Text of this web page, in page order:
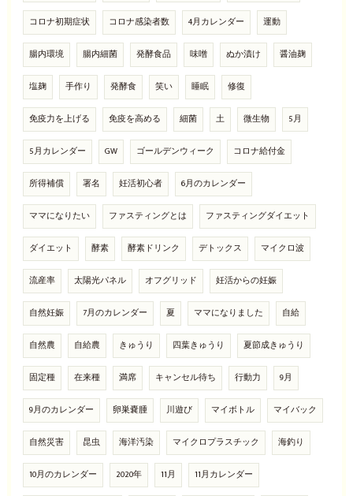
コロナ初期症状 コロナ感染者数 4月カレンダー 運動
腸内環境 腸内細菌 発酵食品 味噌 ぬか漬け 醤油麹
塩麹 手作り 発酵食 笑い 睡眠 修復
免疫力を上げる 免疫を高める 細菌 土 微生物 5月
5月カレンダー GW ゴールデンウィーク コロナ給付金
所得補償 署名 妊活初心者 6月のカレンダー
ママになりたい ファスティングとは ファスティングダイエット
ダイエット 酵素 酵素ドリンク デトックス マイクロ波
流産率 太陽光パネル オフグリッド 妊活からの妊娠
自然妊娠 7月のカレンダー 夏 ママになりました 自給
自然農 自給農 きゅうり 四葉きゅうり 夏節成きゅうり
固定種 在来種 満席 キャンセル待ち 行動力 9月
9月のカレンダー 卵巣嚢腫 川遊び マイボトル マイバック
自然災害 昆虫 海洋汚染 マイクロプラスチック 海釣り
10月のカレンダー 2020年 11月 11月カレンダー